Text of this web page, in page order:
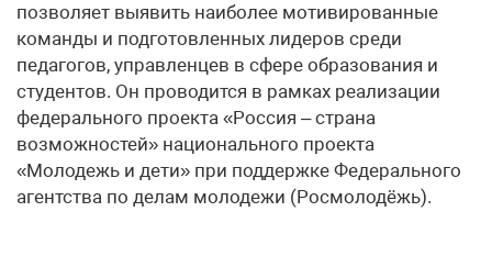
позволяет выявить наиболее мотивированные
команды и подготовленных лидеров среди
педагогов, управленцев в сфере образования и
студентов. Он проводится в рамках реализации
федерального проекта «Россия – страна
возможностей» национального проекта
«Молодежь и дети» при поддержке Федерального
агентства по делам молодежи (Росмолодёжь).